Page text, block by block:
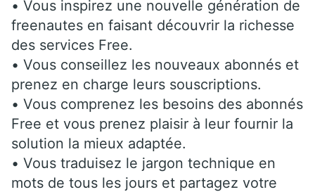
• Vous inspirez une nouvelle génération de
freenautes en faisant découvrir la richesse
des services Free.
• Vous conseillez les nouveaux abonnés et
prenez en charge leurs souscriptions.
• Vous comprenez les besoins des abonnés
Free et vous prenez plaisir à leur fournir la
solution la mieux adaptée.
• Vous traduisez le jargon technique en
mots de tous les jours et partagez votre